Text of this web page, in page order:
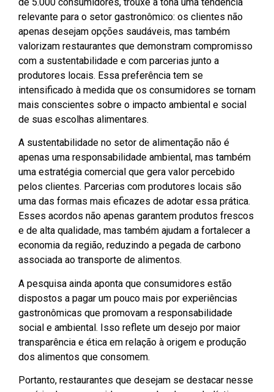
relevante para o setor gastronômico: os clientes não
apenas desejam opções saudáveis, mas também
valorizam restaurantes que demonstram compromisso
com a sustentabilidade e com parcerias junto a
produtores locais. Essa preferência tem se
intensificado à medida que os consumidores se tornam
mais conscientes sobre o impacto ambiental e social
de suas escolhas alimentares.
A sustentabilidade no setor de alimentação não é
apenas uma responsabilidade ambiental, mas também
uma estratégia comercial que gera valor percebido
pelos clientes. Parcerias com produtores locais são
uma das formas mais eficazes de adotar essa prática.
Esses acordos não apenas garantem produtos frescos
e de alta qualidade, mas também ajudam a fortalecer a
economia da região, reduzindo a pegada de carbono
associada ao transporte de alimentos.
A pesquisa ainda aponta que consumidores estão
dispostos a pagar um pouco mais por experiências
gastronômicas que promovam a responsabilidade
social e ambiental. Isso reflete um desejo por maior
transparência e ética em relação à origem e produção
dos alimentos que consomem.
Portanto, restaurantes que desejam se destacar nesse